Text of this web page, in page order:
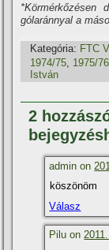
*Körmérkőzésen
gólaránnyal a
Kategória: FTC
1974/75, 1975/76
István
2
admin on
köszönöm
Válasz
Pilu on